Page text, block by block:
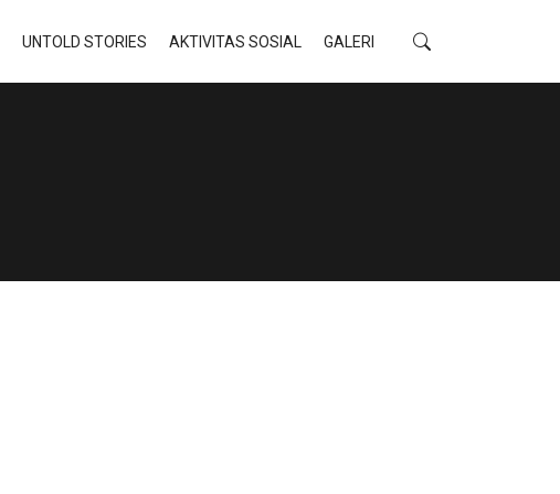
UNTOLD STORIES AKTIVITAS SOSIAL GALERI